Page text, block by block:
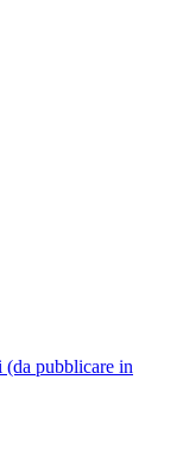
pubblicare in